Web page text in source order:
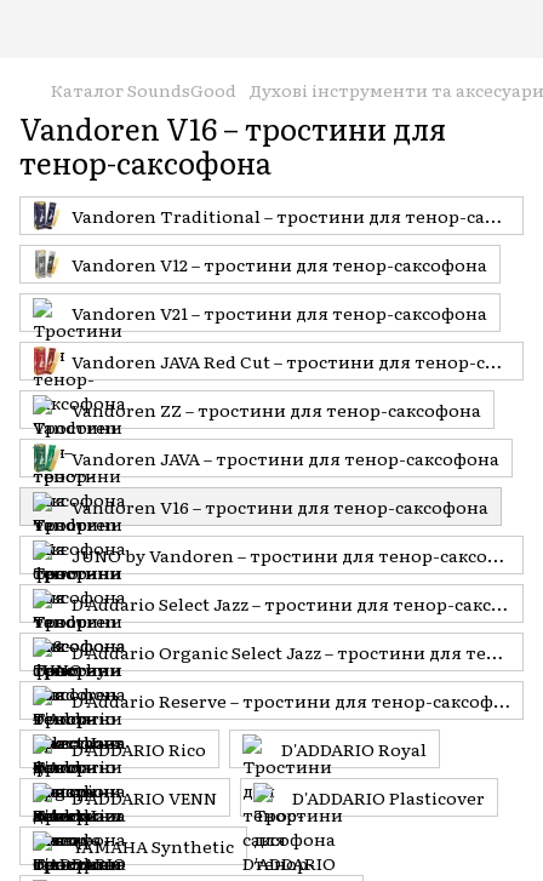
Каталог SoundsGood Духові інструменти та аксесуари
Vandoren V16 – тростини для
тенор-саксофона
Vandoren Traditional – тростини для тенор-саксофона
Vandoren V12 – тростини для тенор-саксофона
Vandoren V21 – тростини для тенор-саксофона
Vandoren JAVA Red Cut – тростини для тенор-саксофона
Vandoren ZZ – тростини для тенор-саксофона
Vandoren JAVA – тростини для тенор-саксофона
Vandoren V16 – тростини для тенор-саксофона
JUNO by Vandoren – тростини для тенор-саксофона
D'Addario Select Jazz – тростини для тенор-саксофона
D'Addario Organic Select Jazz – тростини для тенор-саксофона
D'Addario Reserve – тростини для тенор-саксофона
D'ADDARIO Rico
D'ADDARIO Royal
D'ADDARIO VENN
D'ADDARIO Plasticover
YAMAHA Synthetic